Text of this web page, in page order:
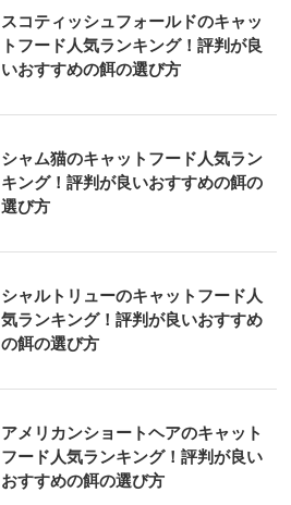
スコティッシュフォールドのキャッ
トフード人気ランキング！評判が良
いおすすめの餌の選び方
シャム猫のキャットフード人気ラン
キング！評判が良いおすすめの餌の
選び方
シャルトリューのキャットフード人
気ランキング！評判が良いおすすめ
の餌の選び方
アメリカンショートヘアのキャット
フード人気ランキング！評判が良い
おすすめの餌の選び方